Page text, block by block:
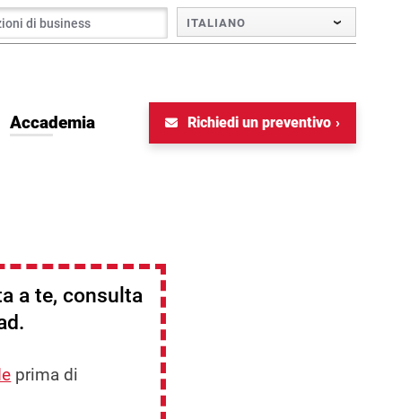
ITALIANO
Accademia Richiedi un preventivo
a te, consulta
prima di